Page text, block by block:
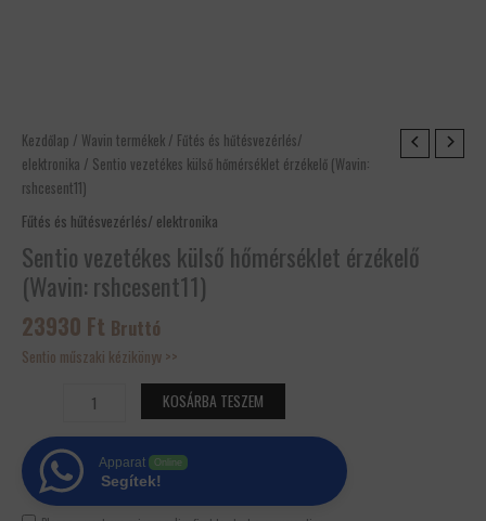
Kezdőlap / Wavin termékek / Fűtés és hűtésvezérlés/
elektronika / Sentio vezetékes külső hőmérséklet érzékelő (Wavin:
rshcesent11)
Fűtés és hűtésvezérlés/ elektronika
Sentio vezetékes külső hőmérséklet érzékelő
(Wavin: rshcesent11)
23930 Ft Bruttó
Sentio műszaki kézikönyv >>
Sentio
vezetékes
külső
hőmérséklet
(Wavin:
rshcesent11)
mennyiség
KOSÁRBA TESZEM
Apparat Online
Segítek!